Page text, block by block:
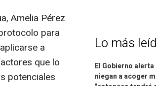
Amelia Pérez
para
a
que lo
potenciales
Lo más
El Gobierno alerta
niegan a acoger